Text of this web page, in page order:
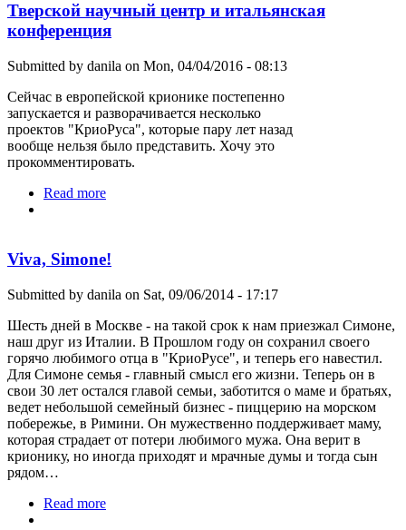
Тверской научный центр и итальянская
конференция
Submitted by danila on Mon, 04/04/2016 - 08:13
Сейчас в европейской крионике постепенно
запускается и разворачивается несколько
проектов "КриоРуса", которые пару лет назад
вообще нельзя было представить. Хочу это
прокомментировать.
Read more
Viva, Simone!
Submitted by danila on Sat, 09/06/2014 - 17:17
Шесть дней в Москве - на такой срок к нам приезжал Симоне,
наш друг из Италии. В Прошлом году он сохранил своего
горячо любимого отца в "КриоРусе", и теперь его навестил.
Для Симоне семья - главный смысл его жизни. Теперь он в
свои 30 лет остался главой семьи, заботится о маме и братьях,
ведет небольшой семейный бизнес - пиццерию на морском
побережье, в Римини. Он мужественно поддерживает маму,
которая страдает от потери любимого мужа. Она верит в
крионику, но иногда приходят и мрачные думы и тогда сын
рядом…
Read more